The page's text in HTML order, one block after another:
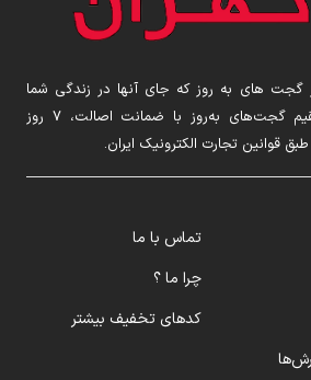
گجت های به روز که جای آنها در زندگی شما
خالیست! واردکننده مستقیم گجت‌های به‌روز با ضمانت اصالت، ۷ روز
قوانین تجارت الکترونیک ایران.
تماس با ما
چرا ما ؟
کدهای تخفیف بیشتر